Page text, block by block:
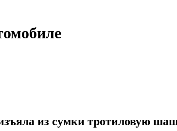
из сумки тротиловую